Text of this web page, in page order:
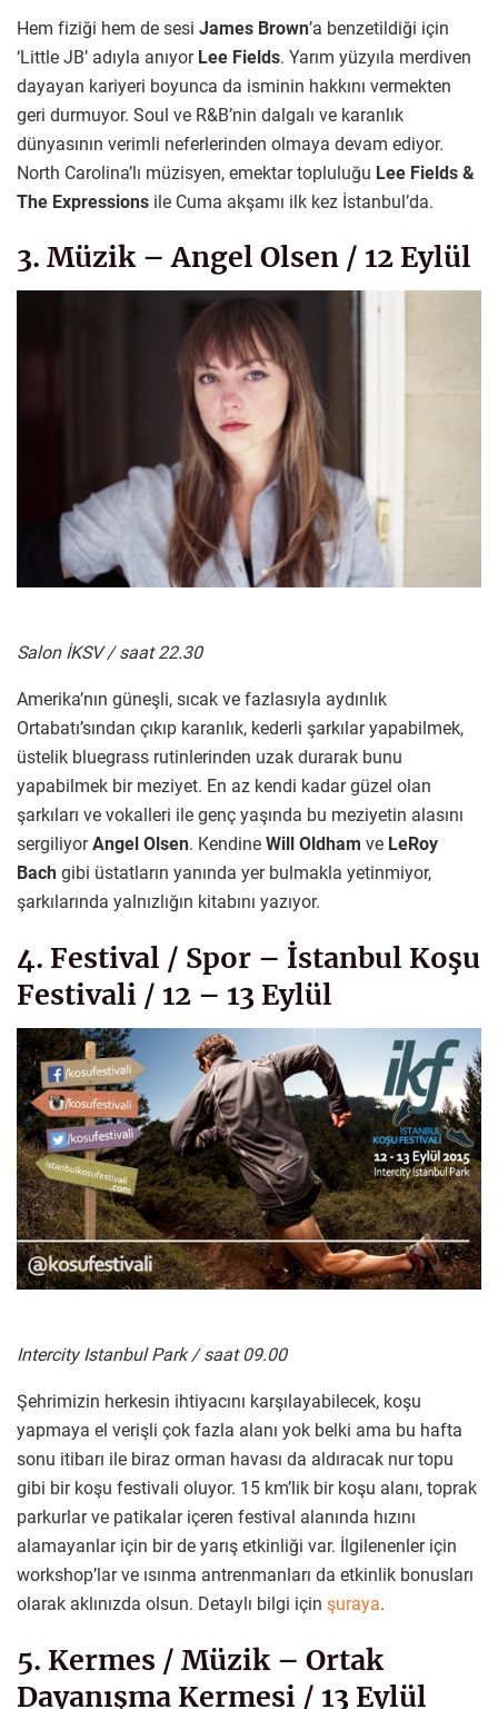
Hem fiziği hem de sesi James Brown’a benzetildiği için
‘Little JB’ adıyla anıyor Lee Fields. Yarım yüzyıla merdiven
dayayan kariyeri boyunca da isminin hakkını vermekten
geri durmuyor. Soul ve R&B’nin dalgalı ve karanlık
dünyasının verimli neferlerinden olmaya devam ediyor.
North Carolina’lı müzisyen, emektar topluluğu Lee Fields &
The Expressions ile Cuma akşamı ilk kez İstanbul’da.
3. Müzik – Angel Olsen / 12 Eylül
Salon İKSV / saat 22.30
Amerika’nın güneşli, sıcak ve fazlasıyla aydınlık
Ortabatı’sından çıkıp karanlık, kederli şarkılar yapabilmek,
üstelik bluegrass rutinlerinden uzak durarak bunu
yapabilmek bir meziyet. En az kendi kadar güzel olan
şarkıları ve vokalleri ile genç yaşında bu meziyetin alasını
sergiliyorAngel Olsen. Kendine Will Oldham ve LeRoy
Bach gibi üstatların yanında yer bulmakla yetinmiyor,
şarkılarında yalnızlığın kitabını yazıyor.
4. Festival / Spor – İstanbul Koşu
Festivali / 12 – 13 Eylül
Intercity Istanbul Park / saat 09.00
Şehrimizin herkesin ihtiyacını karşılayabilecek, koşu
yapmaya el verişli çok fazla alanı yok belki ama bu hafta
sonu itibarı ile biraz orman havası da aldıracak nur topu
gibi bir koşu festivali oluyor. 15 km’lik bir koşu alanı, toprak
parkurlar ve patikalar içeren festival alanında hızını
alamayanlar için bir de yarış etkinliği var. İlgilenenler için
workshop’lar ve ısınma antrenmanları da etkinlik bonusları
olarak aklınızda olsun. Detaylı bilgi için şuraya.
5. Kermes / Müzik – Ortak
Dayanışma Kermesi / 13 Eylül